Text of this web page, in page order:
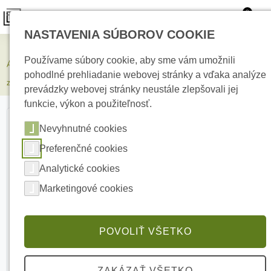
0
AJAX FireProtect Sounder/VAD White Bezdrôtové adresovateľné
zariadenie so sirénou a vizuálnym varovaním
NASTAVENIA SÚBOROV COOKIE
Používame súbory cookie, aby sme vám umožnili
pohodlné prehliadanie webovej stránky a vďaka analýze
prevádzky webovej stránky neustále zlepšovali jej
funkcie, výkon a použiteľnosť.
Nevyhnutné cookies
Preferenčné cookies
Analytické cookies
Marketingové cookies
POVOLIŤ VŠETKO